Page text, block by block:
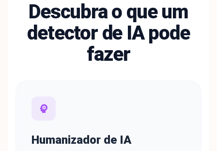
Descubra o que um
detector de IA pode
fazer
Humanizador de IA